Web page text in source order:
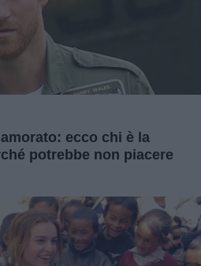
ecco chi è la
potrebbe non piacere